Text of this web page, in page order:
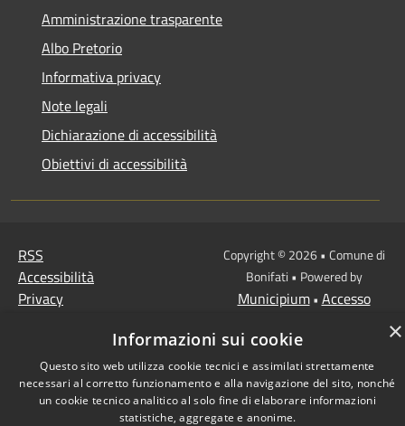
Amministrazione trasparente
Albo Pretorio
Informativa privacy
Note legali
Dichiarazione di accessibilità
Obiettivi di accessibilità
RSS
Accessibilità
Privacy
Copyright © 2026 • Comune di
Bonifati • Powered by
Municipium• Accesso
×
Informazioni sui cookie
Questo sito web utilizza cookie tecnici e assimilati strettamente
necessari al corretto funzionamento e alla navigazione del sito, nonché
un cookie tecnico analitico al solo fine di elaborare informazioni
statistiche, aggregate e anonime.